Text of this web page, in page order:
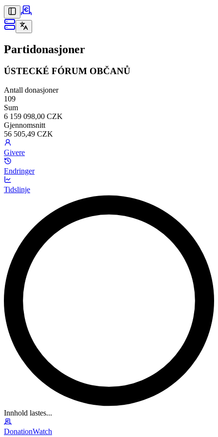
Partidonasjoner
ÚSTECKÉ FÓRUM OBČANŮ
Antall donasjoner
109
Sum
6 159 098,00 CZK
Gjennomsnitt
56 505,49 CZK
Givere
Endringer
Tidslinje
Innhold lastes...
DonationWatch